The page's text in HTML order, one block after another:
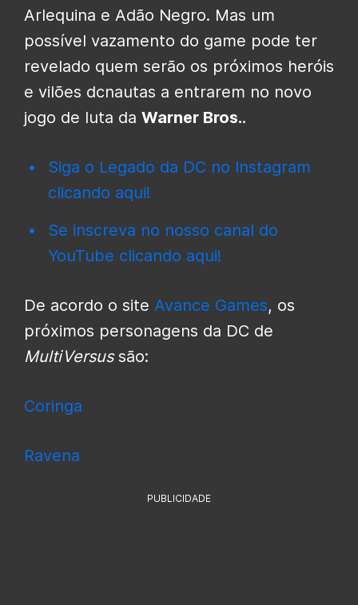
Arlequina e Adão Negro. Mas um
possível vazamento do game pode ter
revelado quem serão os próximos heróis
e vilões dcnautas a entrarem no novo
jogo de luta da Warner Bros..
Siga o Legado da DC no Instagram
clicando aqui!
Se inscreva no nosso canal do
YouTube clicando aqui!
De acordo o site Avance Games, os
próximos personagens da DC de
MultiVersussão:
Coringa
Ravena
PUBLICIDADE